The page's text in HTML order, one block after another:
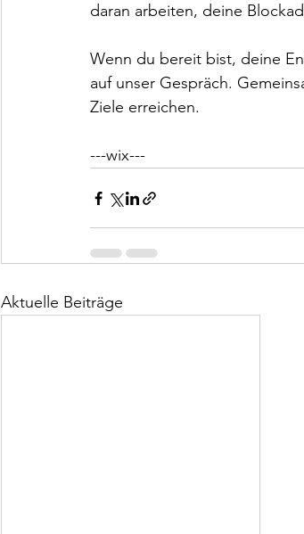
daran arbeiten, deine
Wenn du bereit bist, deine
auf unser Gespräch.
Ziele erreichen.
---wix---
Aktuelle Beiträge